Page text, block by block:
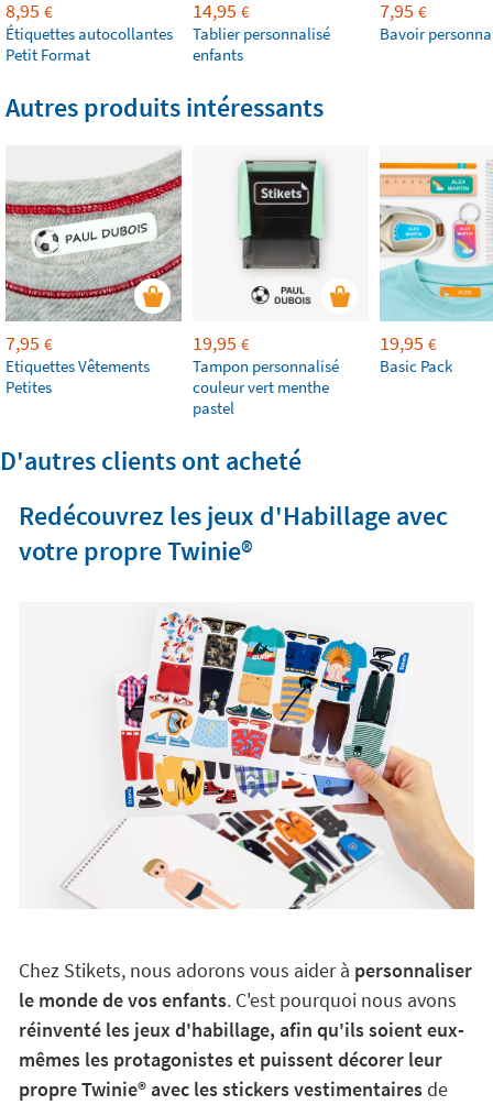
8,95 €
Étiquettes autocollantes
Petit Format
14,95 €
Tablier personnalisé
enfants
7,95 €
Bavoir
Autres produits intéressants
7,95 €
Etiquettes Vêtements
Petites
19,95 €
Tampon personnalisé
couleur vert menthe
pastel
19,95 €
Basic Pack
D'autres clients ont acheté
Redécouvrez les jeux d'Habillage avec
votre propre Twinie®️
Chez Stikets, nous adorons vous aider à personnaliser
le monde de vos enfants. C'est pourquoi nous avons
réinventé les jeux d'habillage, afin qu'ils soient eux-
mêmes les protagonistes et puissent décorer leur
propre Twinie®️ avec les stickers vestimentairesde